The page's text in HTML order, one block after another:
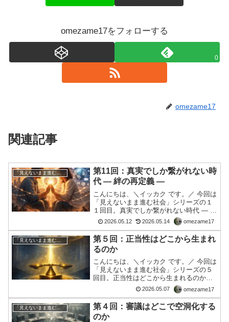
omezame17をフォローする
0
omezame17
関連記事
「見えないまま進む社会」シリーズ
第11回：真実でしか繋がれない時
代 ― 絆の再定義 ―
こんにちは、＼イッカク です。／ 今回は
「見えないまま進む社会」シリーズの１
１回目。真実でしか繋がれない時代 ― 絆
の再定義 ―現代は、超接続社会である。
世界中の情報が瞬時に流れ、誰もが常時
接続される文明。しかしその一方で、
人々はかつてない...
2026.05.12 2026.05.14 omezame17
第５回：正当性はどこから生まれ
るのか
こんにちは、＼イッカク です。／ 今回は
「見えないまま進む社会」シリーズの５
回目。正当性はどこから生まれるのか
——手続きと認識の関係私たちは日常的
に、「正当な決定」という言葉を用い
る。しかし、その「正当性」は、どこか
ら生まれるのだろうか。結...
2026.05.07 omezame17
「見えないまま進む社会」シリーズ
第４回：審議はどこで空洞化する
のか